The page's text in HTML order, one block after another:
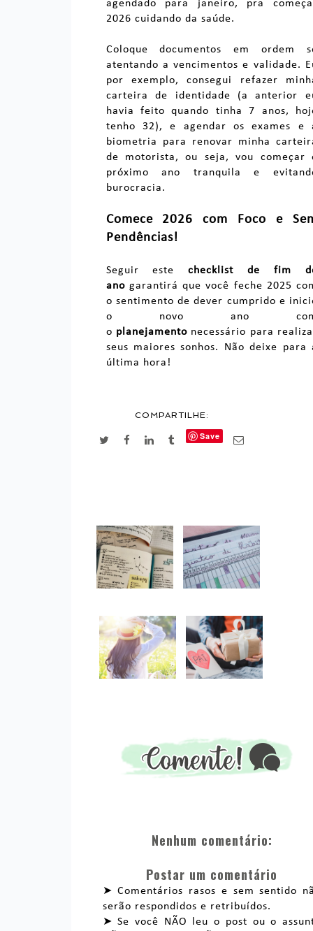
agendado para janeiro, pra
2026 cuidando da saúde.
Coloque documentos em ordem
atentando a vencimentos e validade.
por exemplo, consegui refazer
carteira de identidade (a anterior
havia feito quando tinha 7 anos,
tenho 32), e agendar os exames e
biometria para renovar minha
de motorista, ou seja, vou começar
próximo ano tranquila e
burocracia.
Comece 2026 com Foco e
Pendências!
Seguir estechecklist de fim
anogarantirá que você feche 2025
o sentimento de dever cumprido e
o novo ano
o planejamentonecessário para
seus maiores sonhos. Não deixe para
última hora!
COMPARTILHE:
Save
Nenhum comentário:
Postar um comentário
➤ Comentários rasos e sem sentido
serão respondidos e retribuídos.
➤ Se você NÃO leu o post ou o